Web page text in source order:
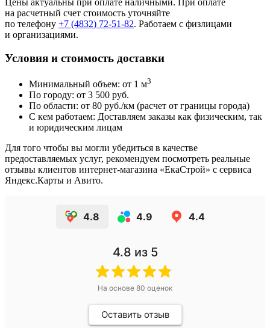
Цены актуальны при оплате наличными. При оплате
на расчетный счет стоимость уточняйте
по телефону +7 (4832) 72-51-82. Работаем с физлицами
и организациями.
Условия и стоимость доставки
Минимальный объем: от 1 м3
По городу: от 3 500 руб.
По области: от 80 руб./км (расчет от границы города)
С кем работаем: Доставляем заказы как физическим, так
и юридическим лицам
Для того чтобы вы могли убедиться в качестве
предоставляемых услуг, рекомендуем посмотреть реальные
отзывы клиентов интернет-магазина «ЕкаСтрой» с сервиса
Яндекс.Карты и Авито.
4.8 4.9 4.4
4.8 из 5
На основе 80 оценок
Оставить отзыв